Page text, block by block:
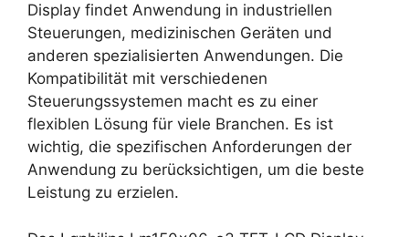
Display findet Anwendung in industriellen
Steuerungen, medizinischen Geräten und
anderen spezialisierten Anwendungen. Die
Kompatibilität mit verschiedenen
Steuerungssystemen macht es zu einer
flexiblen Lösung für viele Branchen. Es ist
wichtig, die spezifischen Anforderungen der
Anwendung zu berücksichtigen, um die beste
Leistung zu erzielen.